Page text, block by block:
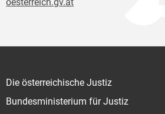
oesterreich.gv.at
Die österreichische Justiz
Bundesministerium für Justiz